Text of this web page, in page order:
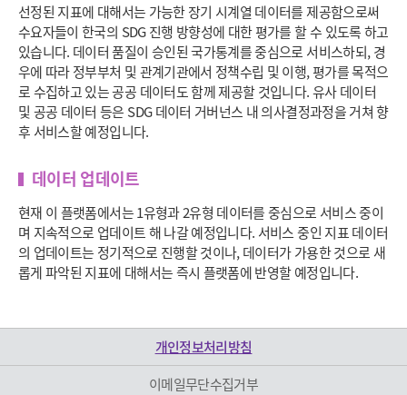
선정된 지표에 대해서는 가능한 장기 시계열 데이터를 제공함으로써
수요자들이 한국의 SDG 진행 방향성에 대한 평가를 할 수 있도록 하고
있습니다. 데이터 품질이 승인된 국가통계를 중심으로 서비스하되, 경
우에 따라 정부부처 및 관계기관에서 정책수립 및 이행, 평가를 목적으
로 수집하고 있는 공공 데이터도 함께 제공할 것입니다. 유사 데이터
및 공공 데이터 등은 SDG 데이터 거버넌스 내 의사결정과정을 거쳐 향
후 서비스할 예정입니다.
데이터 업데이트
현재 이 플랫폼에서는 1유형과 2유형 데이터를 중심으로 서비스 중이
며 지속적으로 업데이트 해 나갈 예정입니다. 서비스 중인 지표 데이터
의 업데이트는 정기적으로 진행할 것이나, 데이터가 가용한 것으로 새
롭게 파악된 지표에 대해서는 즉시 플랫폼에 반영할 예정입니다.
개인정보처리방침
이메일무단수집거부